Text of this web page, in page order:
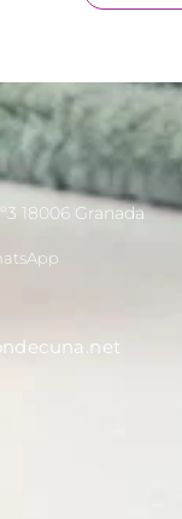
18006 Granada